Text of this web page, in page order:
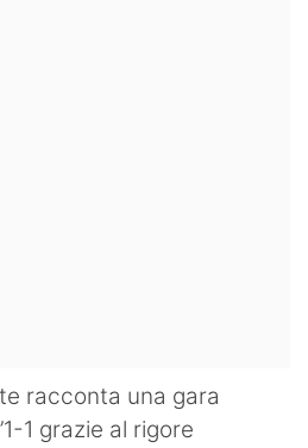
racconta una gara
1 grazie al rigore